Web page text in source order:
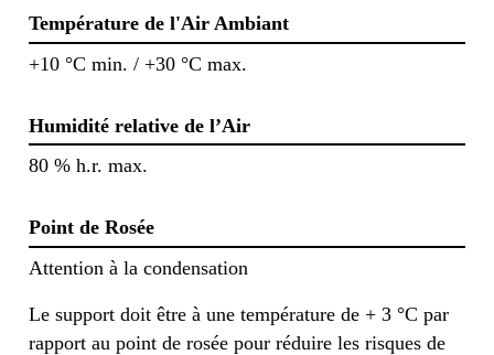
Température de l'Air Ambiant
+10 °C min. / +30 °C max.
Humidité relative de l’Air
80 % h.r. max.
Point de Rosée
Attention à la condensation
Le support doit être à une température de + 3 °C par
rapport au point de rosée pour réduire les risques de